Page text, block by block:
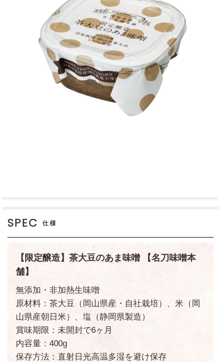
SPEC 仕様
【限定醸造】茶大豆のあま味噌 【名刀味噌本
舗】
無添加・非加熱生味噌
原材料：茶大豆（岡山県産・自社栽培）、米（岡
山県産朝日米）、塩（静岡県製造）
賞味期限：未開封で6ヶ月
内容量：400g
保存方法：直射日光高温多湿を避け保存